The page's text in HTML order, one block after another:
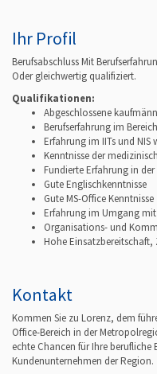
Ihr Profil
Berufsabschluss Mit
Oder gleichwertig qualifiziert.
Qualifikationen:
Abgeschlossene
Berufserfahrung im
Erfahrung im IITs und NIS
Kenntnisse der
Fundierte Erfahrung in
Gute Englischkenntnisse
Gute MS-Office Kenntnisse
Erfahrung im Umgang
Organisations- und
Hohe
Kontakt
Kommen Sie zu Lorenz, dem
Office-Bereich in der
echte Chancen für Ihre
Kundenunternehmen der Region.